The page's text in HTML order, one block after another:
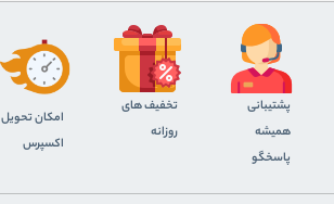
پشتیبانی
همیشه
پاسخگو
تخفیف های
روزانه
اﻣﮑﺎن ﺗﺤﻮﯾﻞ
اﮐﺴﭙﺮس